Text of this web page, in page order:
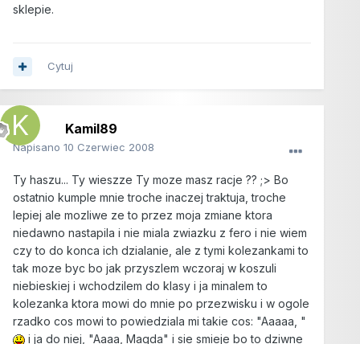
sklepie.
Cytuj
Kamil89
Napisano 10 Czerwiec 2008
Ty haszu... Ty wieszze Ty moze masz racje ?? ;> Bo
ostatnio kumple mnie troche inaczej traktuja, troche
lepiej ale mozliwe ze to przez moja zmiane ktora
niedawno nastapila i nie miala zwiazku z fero i nie wiem
czy to do konca ich dzialanie, ale z tymi kolezankami to
tak moze byc bo jak przyszlem wczoraj w koszuli
niebieskiej i wchodzilem do klasy i ja minalem to
kolezanka ktora mowi do mnie po przezwisku i w ogole
rzadko cos mowi to powiedziala mi takie cos: "Aaaaa, "
i ja do niej, "Aaaa, Magda" i sie smieje bo to dziwne